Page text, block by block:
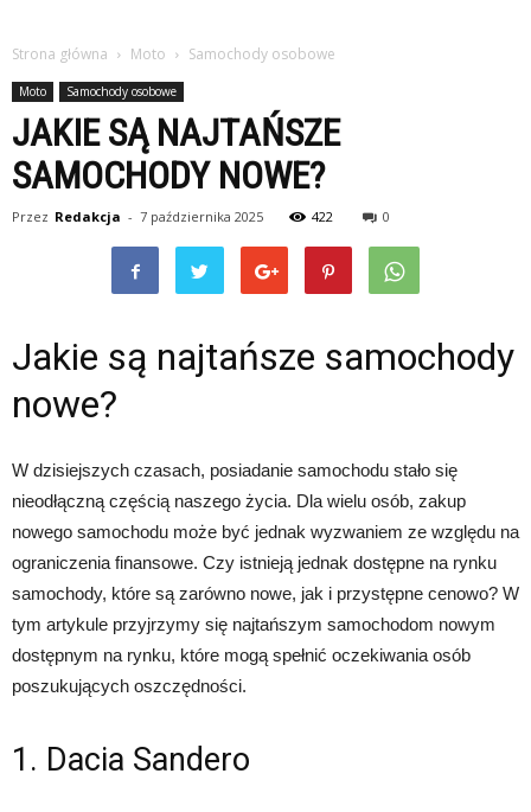
Strona główna Moto Samochody osobowe
Moto Samochody osobowe
JAKIE SĄ NAJTAŃSZE
SAMOCHODY NOWE?
Przez Redakcja - 7 października 2025 422 0
Jakie są najtańsze samochody
nowe?
W dzisiejszych czasach, posiadanie samochodu stało się
nieodłączną częścią naszego życia. Dla wielu osób, zakup
nowego samochodu może być jednak wyzwaniem ze względu na
ograniczenia finansowe. Czy istnieją jednak dostępne na rynku
samochody, które są zarówno nowe, jak i przystępne cenowo? W
tym artykule przyjrzymy się najtańszym samochodom nowym
dostępnym na rynku, które mogą spełnić oczekiwania osób
poszukujących oszczędności.
1. Dacia Sandero